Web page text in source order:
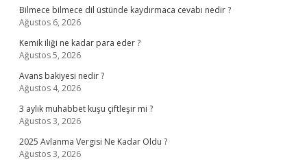
Bilmece bilmece dil üstünde kaydırmaca cevabı nedir ?
Ağustos 6, 2026
Kemik iliği ne kadar para eder ?
Ağustos 5, 2026
Avans bakiyesi nedir ?
Ağustos 4, 2026
3 aylık muhabbet kuşu çiftleşir mi ?
Ağustos 3, 2026
2025 Avlanma Vergisi Ne Kadar Oldu ?
Ağustos 3, 2026